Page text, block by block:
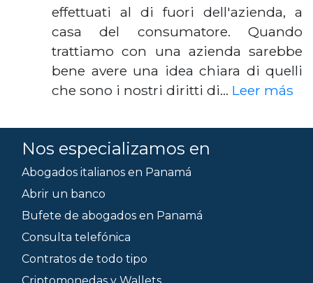
effettuati al di fuori dell'azienda, a
casa del consumatore. Quando
trattiamo con una azienda sarebbe
bene avere una idea chiara di quelli
che sono i nostri diritti di… Leer más
Nos especializamos en
Abogados italianos en Panamá
Abrir un banco
Bufete de abogados en Panamá
Consulta telefónica
Contratos de todo tipo